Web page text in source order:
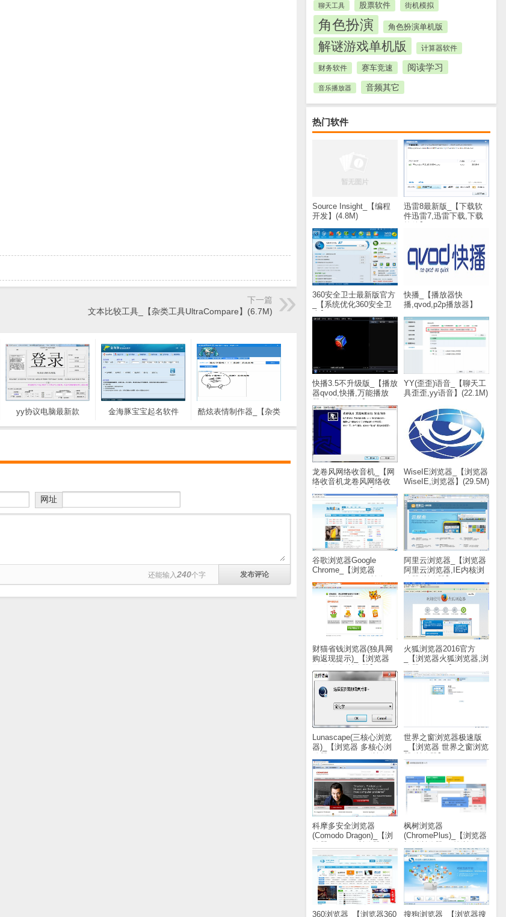
聊天工具 股票软件 街机模拟
角色扮演 角色扮演单机版
解谜游戏单机版 计算器软件
财务软件 赛车竞速 阅读学习
音乐播放器 音频其它
热门软件
Source Insight_【编程
开发】(4.8M)
迅雷8最新版_【下载软
件迅雷7,迅雷下载,下载
360安全卫士最新版官方
_【系统优化360安全卫
快播_【播放器快
播,qvod,p2p播放器】
快播3.5不升级版_【播放
器qvod,快播,万能播放
YY(歪歪)语音_【聊天工
具歪歪,yy语音】(22.1M)
龙卷风网络收音机_【网
络收音机龙卷风网络收
(1.8M)
WiseIE浏览器_【浏览器
WiseIE,浏览器】(29.5M)
谷歌浏览器Google
Chrome_【浏览器
器】(43.8M)
阿里云浏览器_【浏览器
阿里云浏览器,IE内核浏
财猫省钱浏览器(独具网
购返现提示)_【浏览器
(1.5M)
火狐浏览器2016官方
_【浏览器火狐浏览器,浏
Lunascape(三核心浏览
器)_【浏览器 多核心浏
器】(25.8M)
世界之窗浏览器极速版
_【浏览器 世界之窗浏览
科摩多安全浏览器
(Comodo Dragon)_【浏
摩多浏览器】(52.9M)
枫树浏览器
(ChromePlus)_【浏览器
器】(37.6M)
360浏览器_【浏览器360
搜狗浏览器_【浏览器搜
下一篇
文本比较工具_【杂类工具UltraCompare】(6.7M)
yy协议电脑最新款
金海豚宝宝起名软件
酷炫表情制作器_【杂类
网址
还能输入240个字